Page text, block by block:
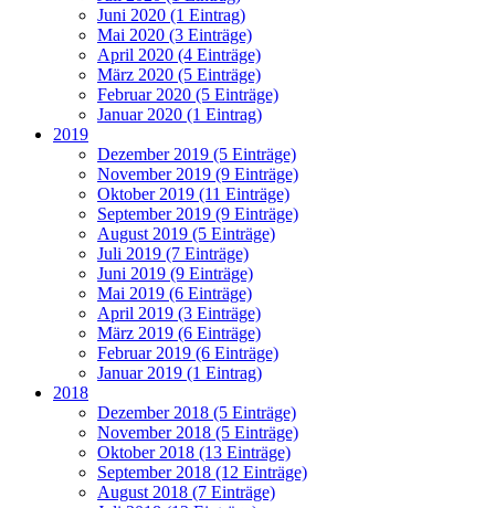
Juni 2020 (1 Eintrag)
Mai 2020 (3 Einträge)
April 2020 (4 Einträge)
März 2020 (5 Einträge)
Februar 2020 (5 Einträge)
Januar 2020 (1 Eintrag)
2019
Dezember 2019 (5 Einträge)
November 2019 (9 Einträge)
Oktober 2019 (11 Einträge)
September 2019 (9 Einträge)
August 2019 (5 Einträge)
Juli 2019 (7 Einträge)
Juni 2019 (9 Einträge)
Mai 2019 (6 Einträge)
April 2019 (3 Einträge)
März 2019 (6 Einträge)
Februar 2019 (6 Einträge)
Januar 2019 (1 Eintrag)
2018
Dezember 2018 (5 Einträge)
November 2018 (5 Einträge)
Oktober 2018 (13 Einträge)
September 2018 (12 Einträge)
August 2018 (7 Einträge)